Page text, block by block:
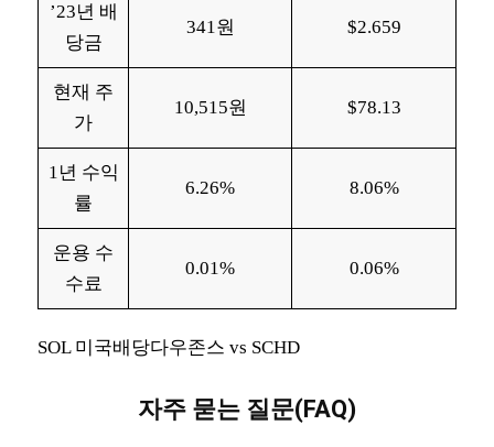
’23년 배
당금
341원 $2.659
현재 주
가
10,515원 $78.13
1년 수익
률
6.26% 8.06%
운용 수
수료
0.01% 0.06%
SOL 미국배당다우존스 vs SCHD
자주 묻는 질문(FAQ)